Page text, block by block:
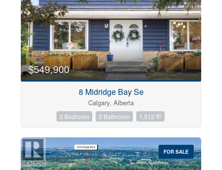
$549,900
8 Midridge Bay Se
Calgary, Alberta
3 Bedroom 3 Bathroom 1,512 ft2
FOR SALE